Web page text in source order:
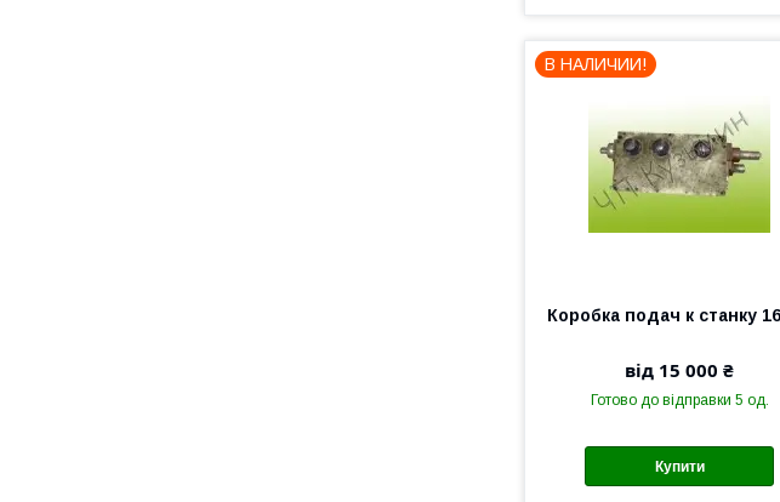
В НАЛИЧИИ!
Коробка подач к станку
від 15 000 ₴
Готово до відправки 5 од.
Купити